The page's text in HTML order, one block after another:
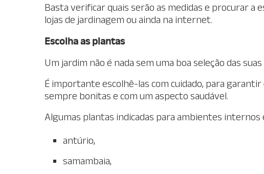
Basta verificar quais serão as medidas e procurar a
lojas de jardinagem ou ainda na internet.
Escolha as plantas
Um jardim não é nada sem uma boa seleção das
É importante escolhê-las com cuidado, para
sempre bonitas e com um aspecto saudável.
Algumas plantas indicadas para ambientes
antúrio,
samambaia,